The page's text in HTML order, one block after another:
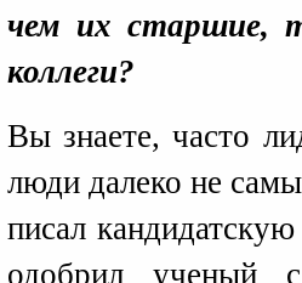
чем их старшие,
коллеги?
Вы знаете, часто
люди далеко не
писал
одобрил ученый